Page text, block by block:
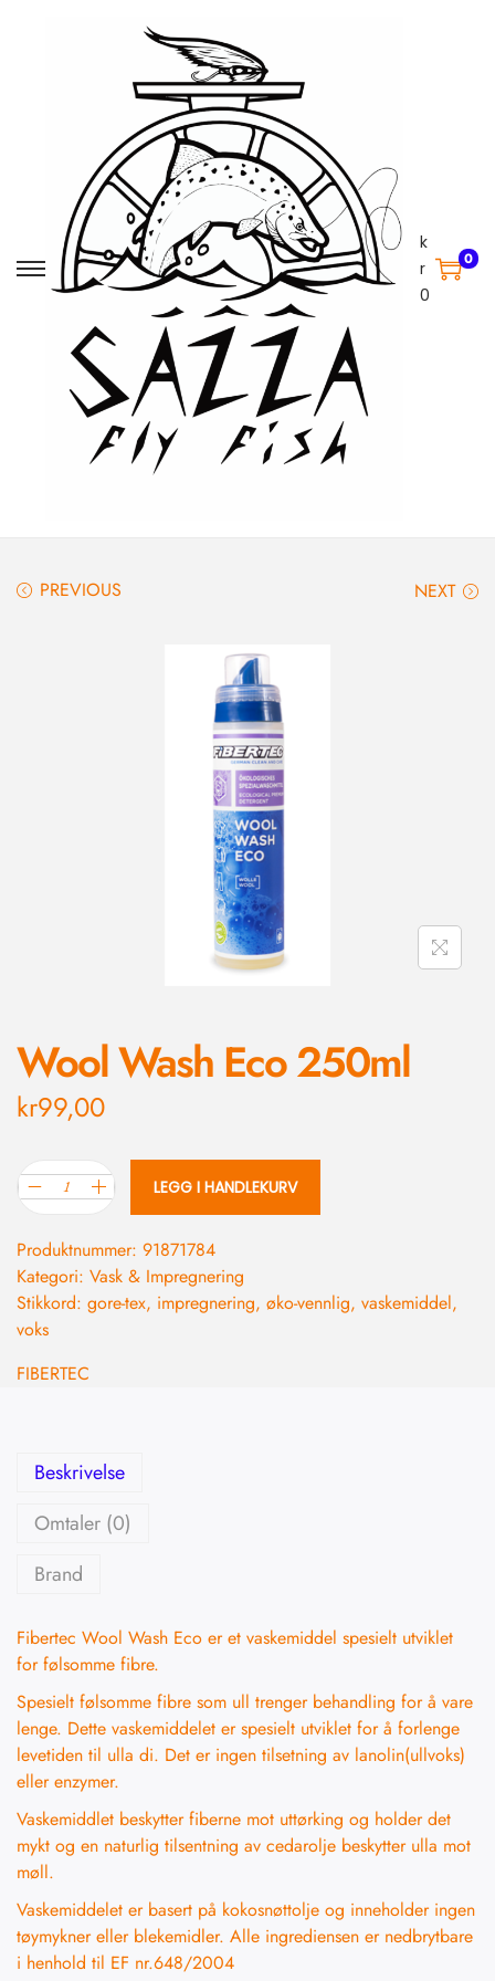
k
r
0
0
PREVIOUS NEXT
Wool Wash Eco 250ml
kr99,00
LEGG I HANDLEKURV
Produktnummer: 91871784
Kategori: Vask & Impregnering
Stikkord: gore-tex, impregnering, øko-vennlig, vaskemiddel,
voks
FIBERTEC
Beskrivelse
Omtaler (0)
Brand
Fibertec Wool Wash Eco er et vaskemiddel spesielt utviklet
for følsomme fibre.
Spesielt følsomme fibre som ull trenger behandling for å vare
lenge. Dette vaskemiddelet er spesielt utviklet for å forlenge
levetiden til ulla di. Det er ingen tilsetning av lanolin(ullvoks)
eller enzymer.
Vaskemiddlet beskytter fiberne mot uttørking og holder det
mykt og en naturlig tilsentning av cedarolje beskytter ulla mot
møll.
Vaskemiddelet er basert på kokosnøttolje og inneholder ingen
tøymykner eller blekemidler. Alle ingrediensen er nedbrytbare
i henhold til EF nr.648/2004